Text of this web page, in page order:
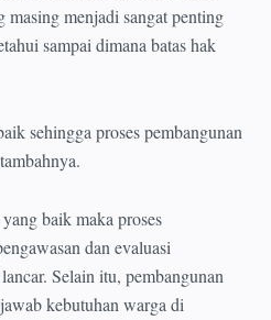
masing menjadi sangat penting
sampai dimana batas hak
sehingga proses pembangunan
baik maka proses
dan evaluasi
Selain itu, pembangunan
kebutuhan warga di